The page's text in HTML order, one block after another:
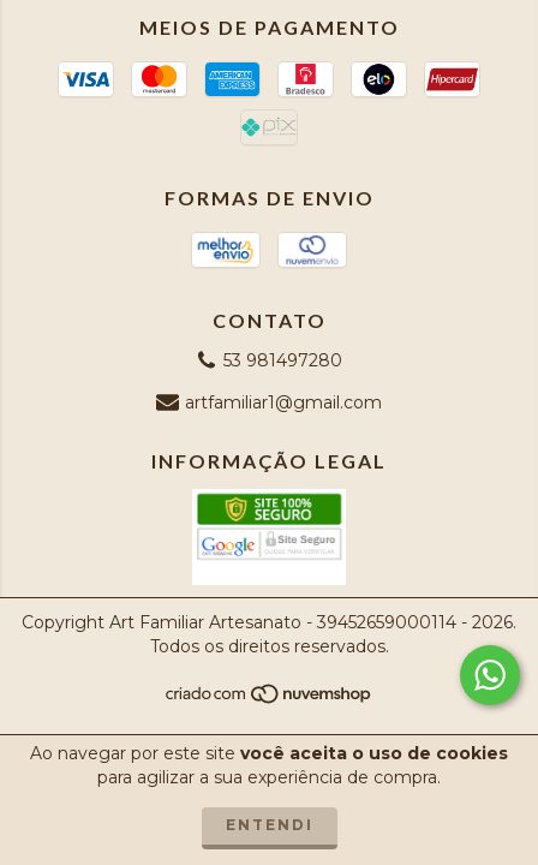
Ao navegar por este site você aceita o uso de cookies
para agilizar a sua experiência de compra.
ENTENDI
MEIOS DE PAGAMENTO
FORMAS DE ENVIO
CONTATO
53 981497280
artfamiliar1@gmail.com
INFORMAÇÃO LEGAL
Copyright Art Familiar Artesanato - 39452659000114 - 2026.
Todos os direitos reservados.